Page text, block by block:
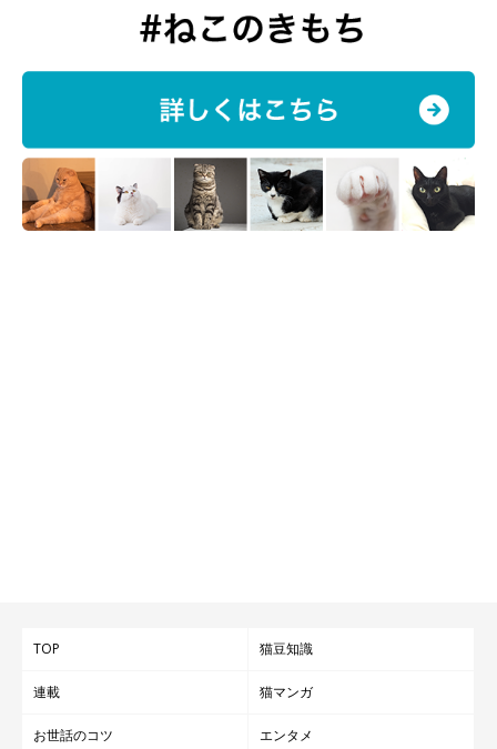
TOP 猫豆知識
連載 猫マンガ
お世話のコツ エンタメ